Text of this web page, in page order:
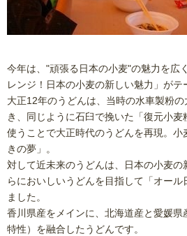
今年は、"頑張る日本の小麦"の魅力を広
レンジ！日本の小麦の新しい魅力」がテ
大正12年のうどんは、当時の水車製粉
き、同じように石臼で挽いた「復元小
使うことで大正時代のうどんを再現。小
きの夢」。
対して近未来のうどんは、日本の小麦の
らにおいしいうどんを目指して「オール
ました。
香川県産をメインに、北海道産と愛媛
特性）を融合したうどんです。